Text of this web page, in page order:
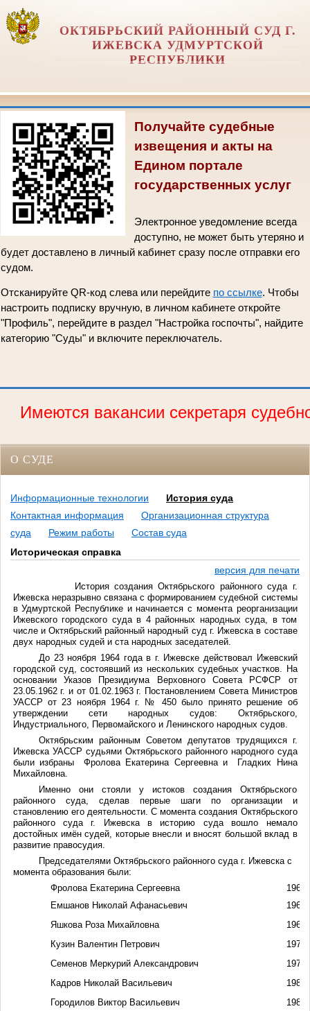
ОКТЯБРЬСКИЙ РАЙОННЫЙ СУД Г.
ИЖЕВСКА УДМУРТСКОЙ
РЕСПУБЛИКИ
Получайте судебные
извещения и акты на
Едином портале
государственных услуг
Электронное уведомление всегда
доступно, не может быть утеряно и
будет доставлено в личный кабинет сразу после отправки его
судом.
Отсканируйте QR-код слева или перейдите по ссылке. Чтобы
настроить подписку вручную, в личном кабинете откройте
"Профиль", перейдите в раздел "Настройка госпочты", найдите
категорию "Суды" и включите переключатель.
Имеются вакансии секретаря
О СУДЕ
Информационные технологии
История суда
Контактная информация
Организационная структура
суда
Режим работы
Состав суда
Историческая справка
версия для печати
История создания Октябрьского районного суда г.
Ижевска неразрывно связана с формированием судебной системы
в Удмуртской Республике и начинается с момента реорганизации
Ижевского городского суда в 4 районных народных суда, в том
числе и Октябрьский районный народный суд г. Ижевска в составе
двух народных судей и ста народных заседателей.
До 23 ноября 1964 года в г. Ижевске действовал Ижевский
городской суд, состоявший из нескольких судебных участков. На
основании Указов Президиума Верховного Совета РСФСР от
23.05.1962 г. и от 01.02.1963 г. Постановлением Совета Министров
УАССР от 23 ноября 1964 г. № 450 было принято решение об
утверждении сети народных судов: Октябрьского,
Индустриального, Первомайского и Ленинского народных судов.
Октябрьским районным Советом депутатов трудящихся г.
Ижевска УАССР судьями Октябрьского районного народного суда
были избраны Фролова Екатерина Сергеевна и Гладких Нина
Михайловна.
Именно они стояли у истоков создания Октябрьского
районного суда, сделав первые шаги по организации и
становлению его деятельности. С момента создания Октябрьского
районного суда г. Ижевска в историю суда вошло немало
достойных имён судей, которые внесли и вносят большой вклад в
развитие правосудия.
Председателями Октябрьского районного суда г. Ижевска с
момента образования были:
Фролова Екатерина Сергеевна
Емшанов Николай Афанасьевич
1965
1966
Яшкова Роза Михайловна
1968
Кузин Валентин Петрович
1970
Семенов Меркурий Александрович
1974
Кадров Николай Васильевич
1982
Городилов Виктор Васильевич
1984